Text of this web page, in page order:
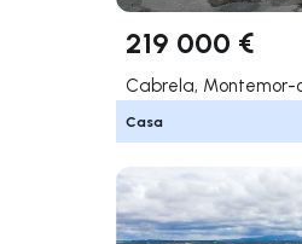
219 000 €
Cabrela, Montemor-
Casa